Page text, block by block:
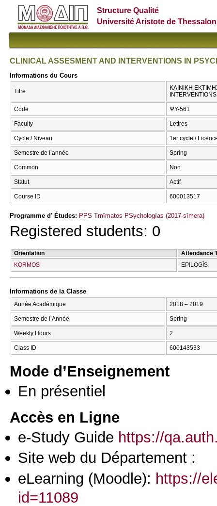
Structure Qualité
Université Aristote de
CLINICAL ASSESMENT AND INTERVENTIONS IN
Informations du Cours
Titre
ΚΛΙΝΙΚΗ
Code ΨΥ-561
Faculty Lettres
Cycle / Niveau 1er cycle /
Semestre de l’année Spring
Common Non
Statut Actif
Course ID 600013517
Programme d' Études: PPS Tmīmatos PSychologías (2017-sīmera)
Registered students: 0
Orientation
Attendance
KORMOS
EPILOGĪS
Informations de la Classe
Année Académique 2018 – 2019
Semestre de l’Année Spring
Weekly Hours 2
Class ID 600143533
Mode d’Enseignement
En présentiel
Accès en Ligne
e-Study Guide https://
Site web du Département :
eLearning (Moodle): https://
id=11089